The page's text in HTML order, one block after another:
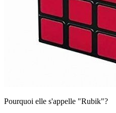
Pourquoi elle s'appelle "Rubik"?